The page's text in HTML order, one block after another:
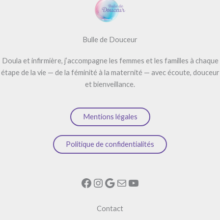
v
e
Bulle de Douceur
Doula et infirmière, j’accompagne les femmes et les familles à chaque
étape de la vie — de la féminité à la maternité — avec écoute, douceur
et bienveillance.
Mentions légales
Politique de confidentialités
Facebook
Instagram
Google
E-mailYouTube
Contact